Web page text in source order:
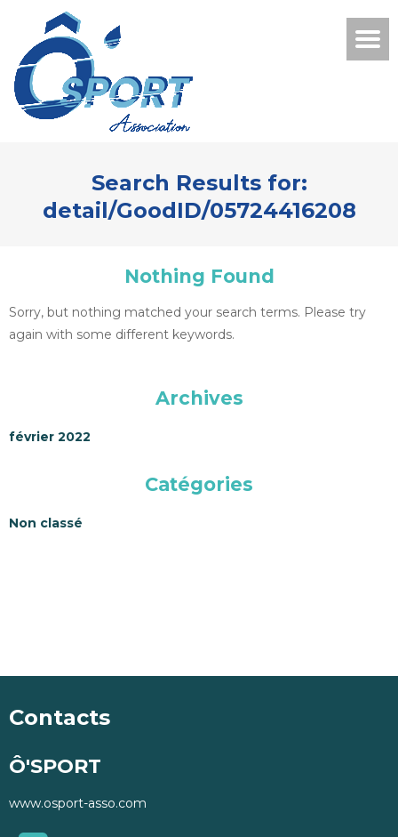
Search Results for:
detail/GoodID/05724416208
Nothing Found
Sorry, but nothing matched your search terms. Please try
again with some different keywords.
Archives
février 2022
Catégories
Non classé
Contacts
Ô'SPORT
www.osport-asso.com